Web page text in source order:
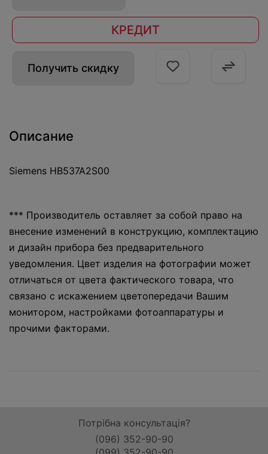
КРЕДИТ
Получить скидку
Описание
Siemens HB537A2S00
*** Производитель оставляет за собой право на
внесение изменений в конструкцию, комплектацию
и дизайн прибора без предварительного
уведомления. Цвет изделия на фотографии может
отличаться от цвета фактического товара, что
связано с искажением цветопередачи Вашим
монитором, настройками фотоаппаратуры и
прочими факторами.
Потрібна консультація?
(096) 352-90-90